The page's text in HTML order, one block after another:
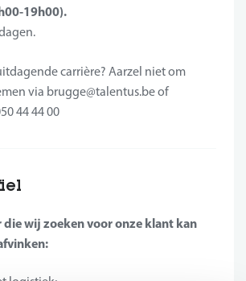
19h00).
carrière? Aarzel niet om
via brugge@talentus.be of
44 44 00
die wij zoeken voor onze klant kan